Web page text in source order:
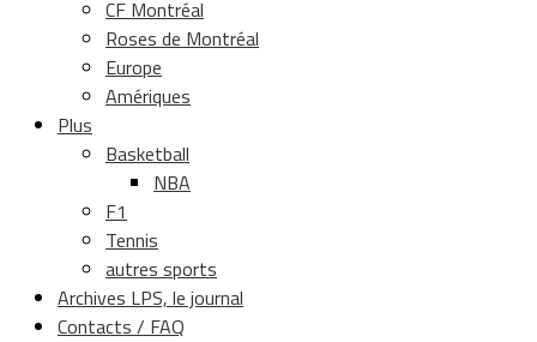
CF Montréal
Roses de Montréal
Europe
Amériques
Plus
Basketball
NBA
F1
Tennis
autres sports
Archives LPS, le journal
Contacts / FAQ